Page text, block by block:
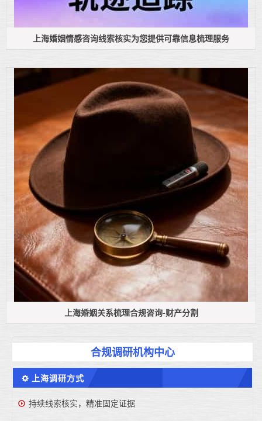
上海婚姻情感咨询线索核实为您提供可靠信息梳理服务
上海婚姻关系梳理合规咨询-财产分割
合规调研机构中心
上海调研方式
持续线索核实，精准固定证据